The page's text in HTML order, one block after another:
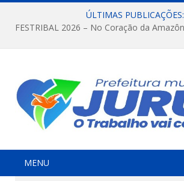
ÚLTIMAS PUBLICAÇÕES:
MENU